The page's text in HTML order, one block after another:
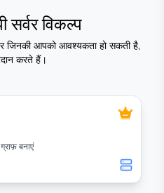
सर्वरविकल्प
जिनकी आपको आवश्यकता हो सकती है,
करते हैं।
बनाएं